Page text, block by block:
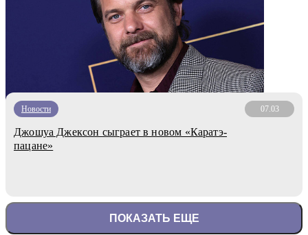
Новости 07.03
Джошуа Джексон сыграет в новом «Каратэ-
пацане»
ПОКАЗАТЬ ЕЩЕ